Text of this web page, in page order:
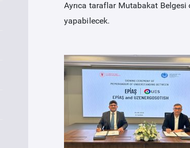
Ayrıca taraflar Mutabakat Belgesi
yapabilecek.